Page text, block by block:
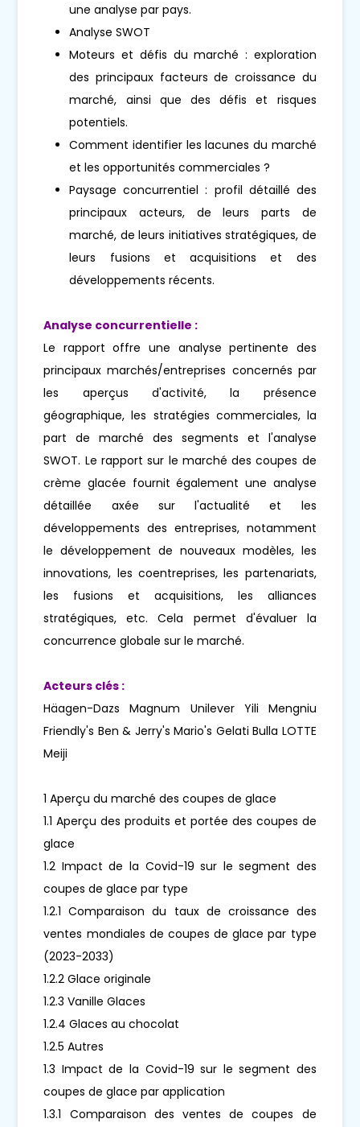
une analyse par pays.
Analyse SWOT
Moteurs et défis du marché : exploration
des principaux facteurs de croissance du
marché, ainsi que des défis et risques
potentiels.
Comment identifier les lacunes du marché
et les opportunités commerciales ?
Paysage concurrentiel : profil détaillé des
principaux acteurs, de leurs parts de
marché, de leurs initiatives stratégiques, de
leurs fusions et acquisitions et des
développements récents.
Analyse concurrentielle :
Le rapport offre une analyse pertinente des
principaux marchés/entreprises concernés par
les aperçus d'activité, la présence
géographique, les stratégies commerciales, la
part de marché des segments et l'analyse
SWOT. Le rapport sur le marché des coupes de
crème glacée fournit également une analyse
détaillée axée sur l'actualité et les
développements des entreprises, notamment
le développement de nouveaux modèles, les
innovations, les coentreprises, les partenariats,
les fusions et acquisitions, les alliances
stratégiques, etc. Cela permet d'évaluer la
concurrence globale sur le marché.
Acteurs clés :
Häagen-Dazs Magnum Unilever Yili Mengniu
Friendly's Ben & Jerry's Mario's Gelati Bulla LOTTE
Meiji
1 Aperçu du marché des coupes de glace
1.1 Aperçu des produits et portée des coupes de
glace
1.2 Impact de la Covid-19 sur le segment des
coupes de glace par type
1.2.1 Comparaison du taux de croissance des
ventes mondiales de coupes de glace par type
(2023-2033)
1.2.2 Glace originale
1.2.3 Vanille Glaces
1.2.4 Glaces au chocolat
1.2.5 Autres
1.3 Impact de la Covid-19 sur le segment des
coupes de glace par application
1.3.1 Comparaison des ventes de coupes de